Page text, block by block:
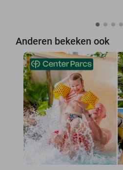
Anderen bekeken ook